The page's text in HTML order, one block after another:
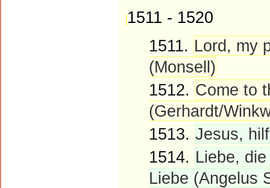
1511 - 1520
1511. Lord, my
(Monsell)
1512. Come to
(Gerhardt/
1513. Jesus,
1514. Liebe,
Liebe (Angelus